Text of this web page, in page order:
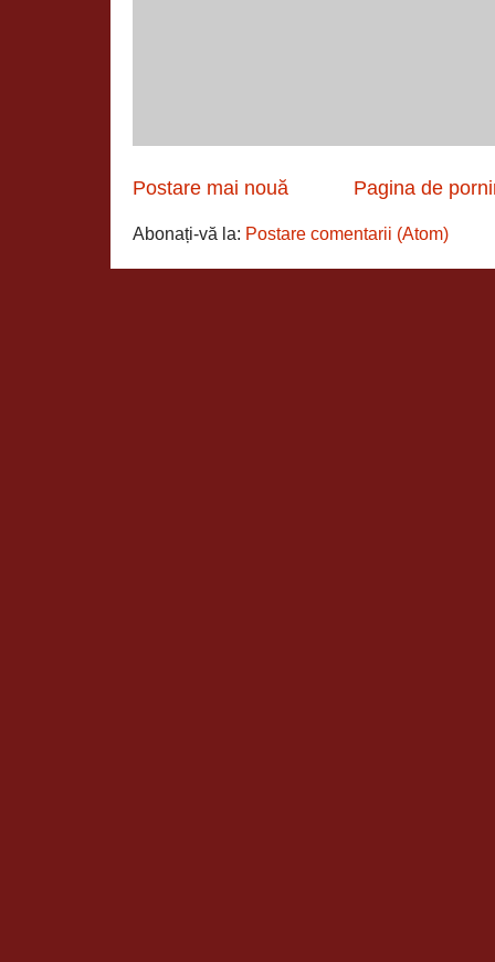
Postare mai nouă Pagina de
Abonați-vă la: Postare comentarii (Atom)